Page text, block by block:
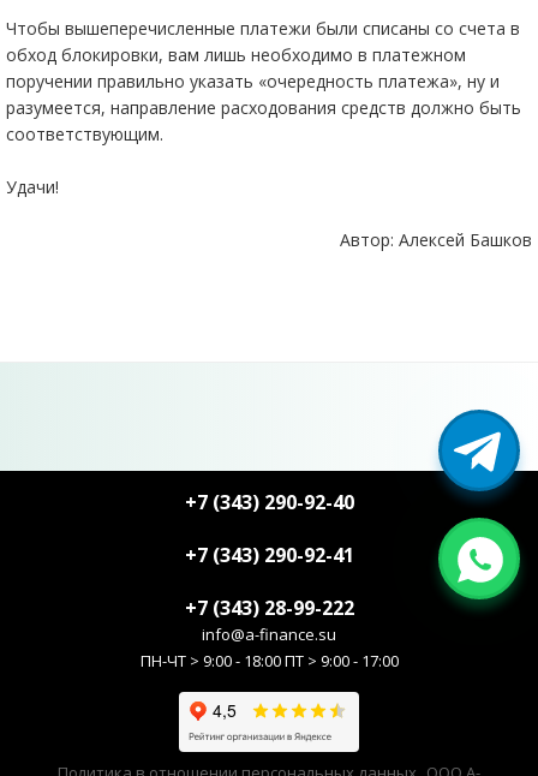
Чтобы вышеперечисленные платежи были списаны со счета в
обход блокировки, вам лишь необходимо в платежном
поручении правильно указать «очередность платежа», ну и
разумеется, направление расходования средств должно быть
соответствующим.
Удачи!
Автор: Алексей Башков
+7 (343) 290-92-40
+7 (343) 290-92-41
+7 (343) 28-99-222
info@a-finance.su
ПН-ЧТ > 9:00 - 18:00 ПТ > 9:00 - 17:00